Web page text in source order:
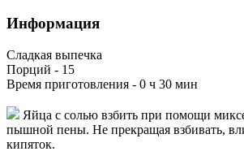
Информация
Сладкая выпечка
Порций - 15
Время приготовления - 0 ч 30 мин
Яйца с солью взбить при помощи
пышной пены. Не прекращая взбивать,
кипяток.